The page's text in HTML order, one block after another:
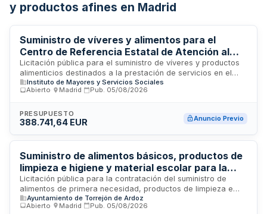
y productos afines en Madrid
Suministro de víveres y alimentos para el
Centro de Referencia Estatal de Atención al
Daño Cerebral
Licitación pública para el suministro de víveres y productos
alimenticios destinados a la prestación de servicios en el
Centro de Referencia Estatal de Atención al Daño Cerebral
(CEADAC), organismo dependiente del Instituto de Mayores y
especializados de productos alimentarios dirigidos a
satisfacer las necesidades nutricionales de los usuarios y
encuentra en fase de preparación previa a su publicación
oficial.
Instituto de Mayores y Servicios Sociales
Abierto
Madrid Pub. 05/08/2026
PRESUPUESTO
388.741,64 EUR Anuncio Previo
Suministro de alimentos básicos, productos de
limpieza e higiene y material escolar para la
Concejalía de Igualdad del Ayuntamiento de
Torrejón de Ardoz
Licitación pública para la contratación del suministro de
alimentos de primera necesidad, productos de limpieza e
higiene básicos y material escolar destinados a personas
beneficiarias de programas de la Concejalía de Igualdad.
Ayuntamiento de Torrejón de Ardoz
Abierto
Madrid Pub. 05/08/2026